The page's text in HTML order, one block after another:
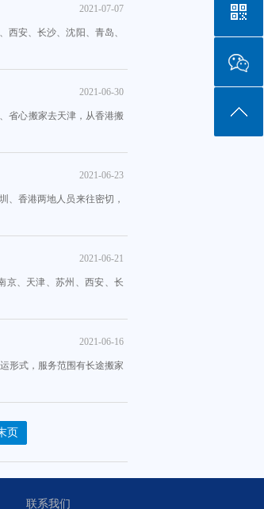
2021-07-07
安、长沙、沈阳、青岛、
2021-06-30
省心搬家去天津，从香港搬
2021-06-23
、香港两地人员来往密切，
2021-06-21
京、天津、苏州、西安、长
2021-06-16
形式，服务范围有长途搬家
页
联系我们